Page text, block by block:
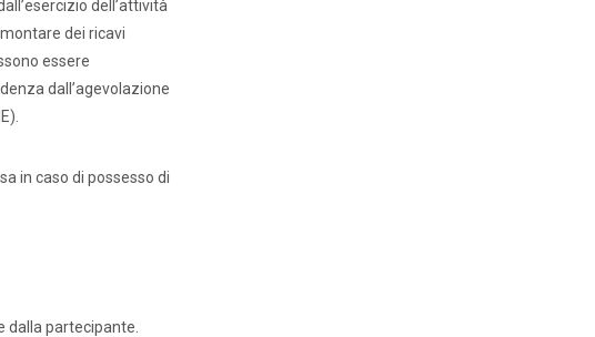
dell’attività
dei ricavi
essere
dall’agevolazione
in caso di possesso di
partecipante.